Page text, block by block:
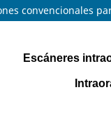
convencionales